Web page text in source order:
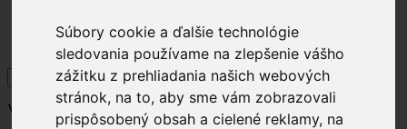
Súbory cookie a ďalšie technológie
sledovania používame na zlepšenie vášho
zážitku z prehliadania našich webových
stránok, na to, aby sme vám zobrazovali
prispôsobený obsah a cielené reklamy, na
Vitajte,
prihláste sa